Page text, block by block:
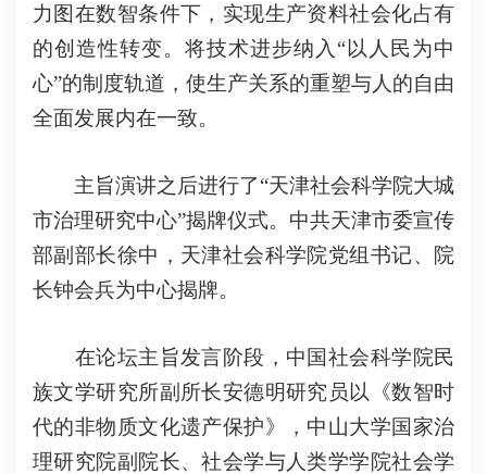
力图在数智条件下，实现生产资料社会化占有
的创造性转变。将技术进步纳入“以人民为中
心”的制度轨道，使生产关系的重塑与人的自由
全面发展内在一致。
主旨演讲之后进行了“天津社会科学院大城
市治理研究中心”揭牌仪式。中共天津市委宣传
部副部长徐中，天津社会科学院党组书记、院
长钟会兵为中心揭牌。
在论坛主旨发言阶段，中国社会科学院民
族文学研究所副所长安德明研究员以《数智时
代的非物质文化遗产保护》，中山大学国家治
理研究院副院长、社会学与人类学学院社会学